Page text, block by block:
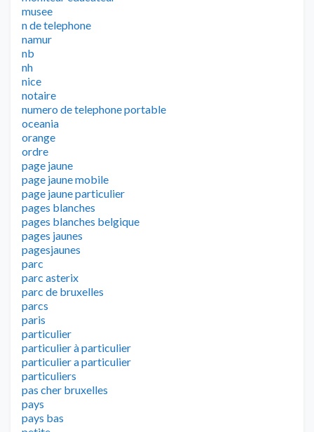
musee
n de telephone
namur
nb
nh
nice
notaire
numero de telephone portable
oceania
orange
ordre
page jaune
page jaune mobile
page jaune particulier
pages blanches
pages blanches belgique
pages jaunes
pagesjaunes
parc
parc asterix
parc de bruxelles
parcs
paris
particulier
particulier à particulier
particulier a particulier
particuliers
pas cher bruxelles
pays
pays bas